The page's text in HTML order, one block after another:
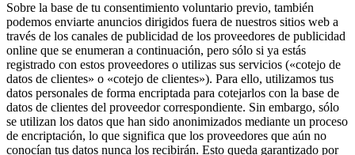
Sobre la base de tu consentimiento voluntario previo, también
podemos enviarte anuncios dirigidos fuera de nuestros sitios web a
través de los canales de publicidad de los proveedores de publicidad
online que se enumeran a continuación, pero sólo si ya estás
registrado con estos proveedores o utilizas sus servicios («cotejo de
datos de clientes» o «cotejo de clientes»). Para ello, utilizamos tus
datos personales de forma encriptada para cotejarlos con la base de
datos de clientes del proveedor correspondiente. Sin embargo, sólo
se utilizan los datos que han sido anonimizados mediante un proceso
de encriptación, lo que significa que los proveedores que aún no
conocían tus datos nunca los recibirán. Esto queda garantizado por